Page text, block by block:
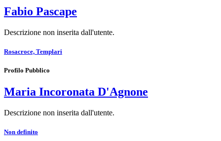
Fabio Pascape
Descrizione non inserita dall'utente.
Rosacroce, Templari
Profilo Pubblico
Maria Incoronata D'Agnone
Descrizione non inserita dall'utente.
Non definito